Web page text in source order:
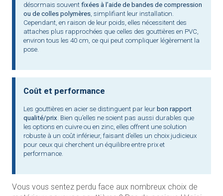
désormais souvent fixées à l’aide de bandes de compression
ou de colles polymères , simplifiant leur installation.
Cependant, en raison de leur poids, elles nécessitent des
attaches plus rapprochées que celles des gouttières en PVC,
environ tous les 40 cm, ce qui peut compliquer légèrement la
pose.
Coût et performance
Les gouttières en acier se distinguent par leur bon rapport
qualité/prix . Bien qu’elles ne soient pas aussi durables que
les options en cuivre ou en zinc, elles offrent une solution
robuste à un coût inférieur, faisant d’elles un choix judicieux
pour ceux qui cherchent un équilibre entre prix et
performance.
Vous vous sentez perdu face aux nombreux choix de